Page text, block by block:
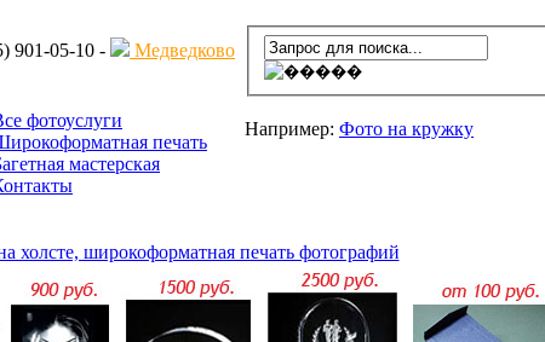
901-05-10 - Медведково
Например: Фото на кружку
фотоуслуги
печать
мастерская